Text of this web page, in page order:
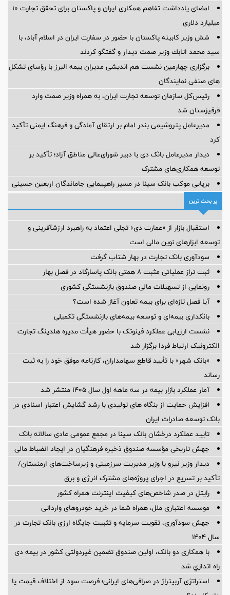
امضای یادداشت تفاهم همکاری ایران و پاکستان برای تحقق تجارت ۱۰
میلیارد دلاری
شش وزیر کابینه پاکستان با حضور در سفارت ایران در اسلام آباد، با
سيد محمد اتابك وزير صمت ديدار و گفتگو كردند
برگزاری چهارمین نشست هم اندیشی مدیران بیمه البرز با رؤسای تشکل
های صنفی نمایندگان
رئیس‌کل سازمان توسعه تجارت ایران، به همراه وزیر صمت وارد
قرقیزستان شد
مدیرعامل پتروشیمی بندر امام بر ارتقای آمادگی و فرهنگ ایمنی تأکید
کرد
دیدار مدیرعامل بانک دی با دبیر شورای‌عالی مناطق آزاد؛ تأکید بر
توسعه همکاری‌های مشترک
برپایی موکب بانک سینا در مسیر راهپیمایی جاماندگان اربعین حسینی
پر بحث ترین
استقبال بازار از «عمارت دی» تجلی اعتماد به راهبرد ارزشآفرینی و
توسعه ابزارهای نوین مالی است
سودآوری بانک تجارت در بهار شتاب گرفت
ثبت تراز عملیاتی مثبت ۸ همتی بانک پاسارگاد در فصل بهار
رونمایی از تسهیلات مالی صندوق بازنشستگی کشوری
آیا فصل تازه‌ای برای بیمه تعاون آغاز شده است؟
بانکداری بیمه‌ای و توسعه بیمه‌های بازنشستگی تکمیلی
نشست ارزیابی عملکرد فینوتک با حضور هیأت‌ مدیره هلدینگ تجارت
الکترونیک ارتباط فردا برگزار شد
«بانک شهر» با تأیید قاطع سهامداران، کارنامه موفق خود را به ثبت
رساند
آمار عملكرد بازار بیمه در سه ماهه اول سال 1405 منتشر شد
افزایش حمایت از بنگاه های تولیدی با رشد گشایش اعتبار اسنادی در
بانک توسعه صادرات ایران
تایید عملکرد درخشان بانک سینا در مجمع عمومی عادی سالانه بانک
جهش تاریخی مؤسسه صندوق ذخیره فرهنگیان در ایجاد انضباط مالی
دیدار وزیر نیرو با وزیر مدیریت سرزمینی و زیرساخت‌های ارمنستان/
تأکید بر تسریع در اجرای پروژه‌های مشترک انرژی و برق
رایتل در صدر شاخص‌های کیفیت اینترنت همراه کشور
موسسه اعتباری ملل، همراه شما در خرید خودروهای وارداتی
جهش سودآوری، تقویت سرمایه و تثبیت جایگاه ارزی بانک تجارت در
سال ۱۴۰۴
با همکاری دو بانک، اولین صندوق تضمین غیردولتی کشور در بیمه دی
راه اندازي شد
استراتژی آربیتراژ در صرافی‌های ایرانی؛ فرصت سود از اختلاف قیمت یا